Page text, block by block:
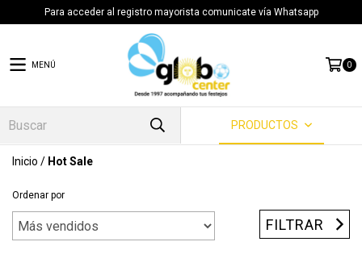
Para acceder al registro mayorista comunicate vía Whatsapp
MENÚ 0
PRODUCTOS
Inicio / Hot Sale
Ordenar por
FILTRAR